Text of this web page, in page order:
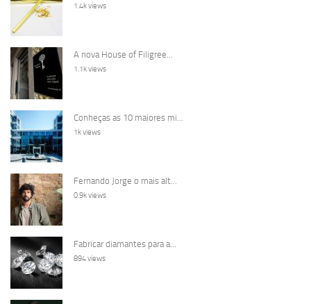
1.4k views
A nova House of Filigree...
1.1k views
Conheças as 10 maiores mi...
1k views
Fernando Jorge o mais alt...
0.9k views
Fabricar diamantes para a...
894 views